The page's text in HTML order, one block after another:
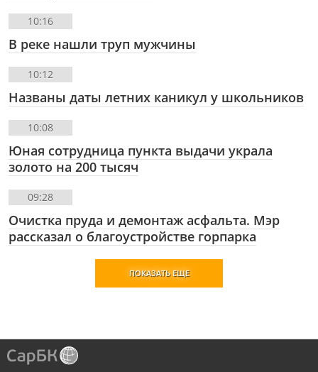
10:16
В реке нашли труп мужчины
10:12
Названы даты летних каникул у школьников
10:08
Юная сотрудница пункта выдачи украла
золото на 200 тысяч
09:28
Очистка пруда и демонтаж асфальта. Мэр
рассказал о благоустройстве горпарка
ПОКАЗАТЬ ЕЩЕ